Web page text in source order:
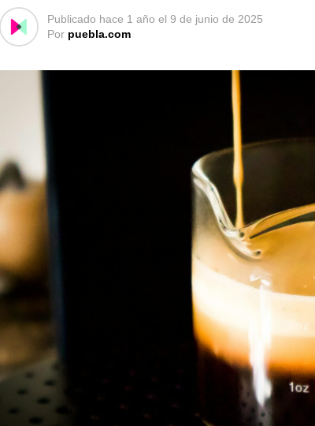
Publicado hace 1 año el 9 de junio de 2025
Por puebla.com